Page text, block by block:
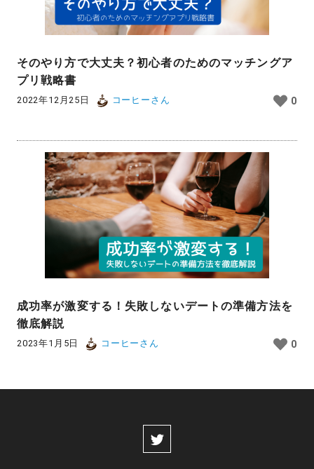
そのやり方で大丈夫？初心者のためのマッチングア
プリ戦略書
2022年12月25日 コーヒーさん 0
成功率が激変する！失敗しないデートの準備方法を
徹底解説
2023年1月5日 コーヒーさん 0